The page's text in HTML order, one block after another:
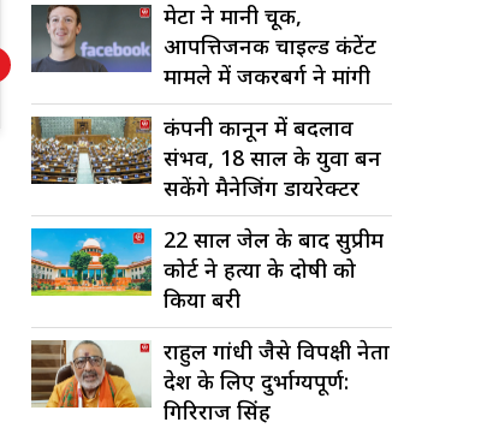
7 साल में 498 सफाई
कर्मियों की मौत
मेटा ने मानी चूक,
आपत्तिजनक चाइल्ड कंटेंट
मामले में जकरबर्ग ने मांगी
माफी
कंपनी कानून में बदलाव
संभव, 18 साल के युवा बन
सकेंगे मैनेजिंग डायरेक्टर
22 साल जेल के बाद सुप्रीम
कोर्ट ने हत्या के दोषी को
किया बरी
राहुल गांधी जैसे विपक्षी नेता
देश के लिए दुर्भाग्यपूर्ण:
गिरिराज सिंह